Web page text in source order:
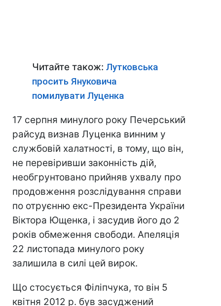
Читайте також: Лутковська
просить Януковича
помилувати Луценка
17 серпня минулого року Печерський
райсуд визнав Луценка винним у
службовій халатності, в тому, що він,
не перевіривши законність дій,
необгрунтовано прийняв ухвалу про
продовження розслідування справи
по отруєнню екс-Президента України
Віктора Ющенка, і засудив його до 2
років обмеження свободи. Апеляція
22 листопада минулого року
залишила в силі цей вирок.
Що стосується Філіпчука, то він 5
квітня 2012 р. був засуджений